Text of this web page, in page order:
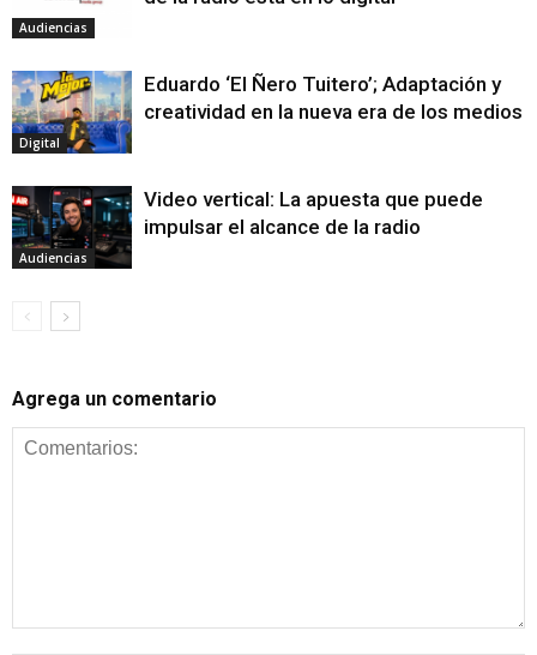
Audiencias
Digital
Eduardo ‘El Ñero Tuitero’; Adaptación y
creatividad en la nueva era de los medios
Audiencias
Video vertical: La apuesta que puede
impulsar el alcance de la radio
Agrega un comentario